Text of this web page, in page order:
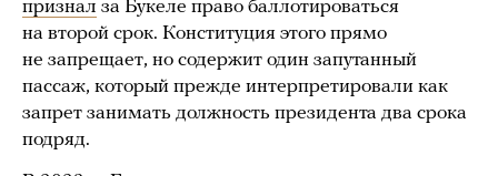
признал за Букеле право баллотироваться
на второй срок. Конституция этого прямо
не запрещает, но содержит один запутанный
пассаж, который прежде интерпретировали как
запрет занимать должность президента два срока
подряд.